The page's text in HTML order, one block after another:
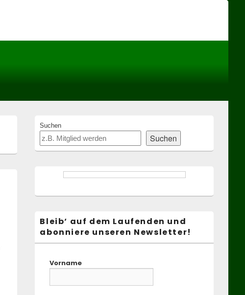
Area
Sidebar
Widget
Area
Suchen
Suchen
Bleib‘ auf dem Laufenden und
abonniere unseren Newsletter!
Vorname